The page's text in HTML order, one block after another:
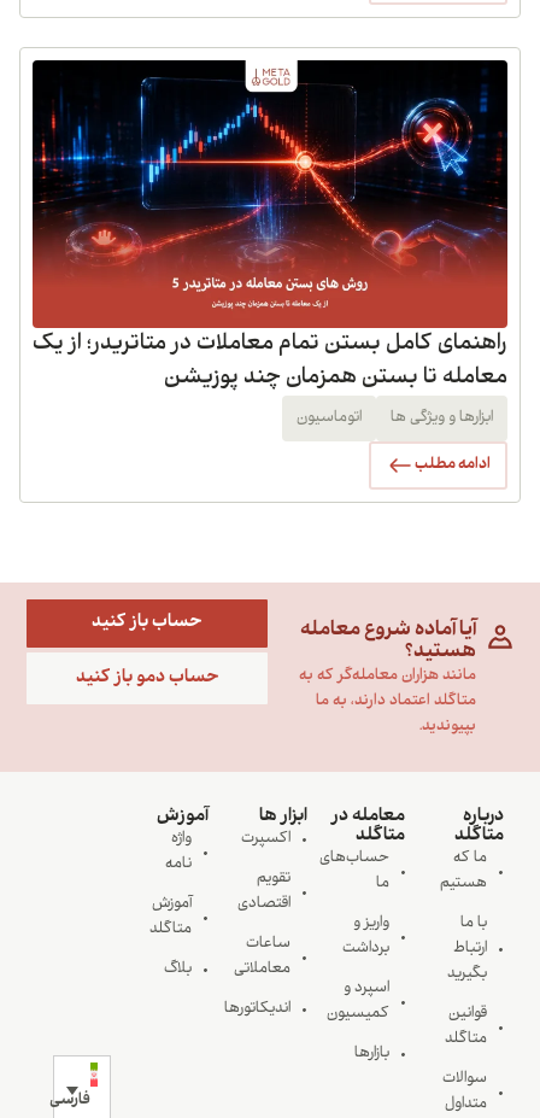
راهنمای کامل بستن تمام معاملات در متاتریدر؛ از یک
معامله تا بستن همزمان چند پوزیشن
ابزارها و ویژگی ها اتوماسیون
ادامه مطلب
آیا آماده شروع معامله
هستید؟
مانند هزاران معامله‌گر که به
متاگلد اعتماد دارند، به ما
بپیوندید.
حساب باز کنید
حساب دمو باز کنید
درباره
متاگلد
ما که
هستیم
با ما
ارتباط
بگیرید
قوانین
متاگلد
سوالات
متداول
معامله در
متاگلد
حساب‌های
ما
واریز و
برداشت
اسپرد و
کمیسیون
بازارها
ابزار ها
اکسپرت
تقویم
اقتصادی
ساعات
معاملاتی
اندیکاتورها
آموزش
واژه
نامه
آموزش
متاگلد
بلاگ
فارسی